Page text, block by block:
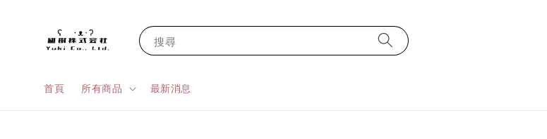
搜尋
首頁 所有商品 最新消息